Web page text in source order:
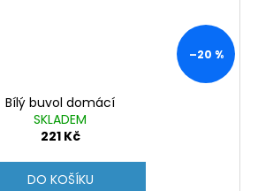
–20 %
Bílý buvol domácí
SKLADEM
221 Kč
DO KOŠÍKU